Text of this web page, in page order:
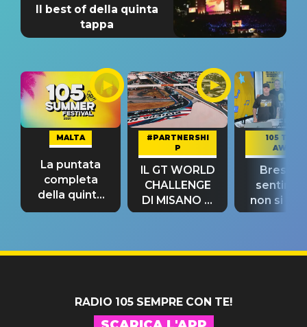
Il best of della quinta
tappa
MALTA
La puntata
completa
della quinta
tappa
#PARTNERSHI
P
IL GT WORLD
CHALLENGE
DI MISANO si
riconferma
105 TAKE
AWAY
Bresh:
non si
fino alla
RADIO 105 SEMPRE CON TE!